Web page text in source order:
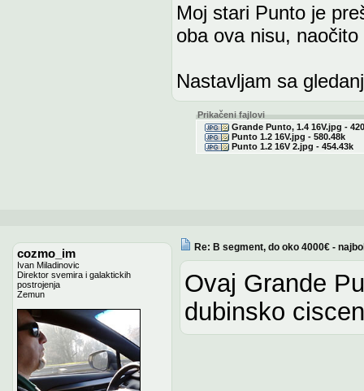
Moj stari Punto je
oba ova nisu,
Nastavljam sa
Prikačeni fajlovi
Grande Punto, 1.4 16V.jpg -
Punto 1.2 16V.jpg - 580.48k
Punto 1.2 16V 2.jpg - 454.43k
cozmo_im
Ivan Miladinovic
Direktor svemira i galaktickih
postrojenja
Zemun
Re: B segment, do oko 4000€ -
Ovaj Grande
dubinsko